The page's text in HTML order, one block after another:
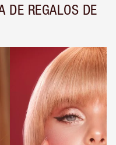
DE REGALOS DE